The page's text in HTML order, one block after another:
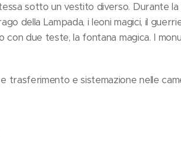
sotto un vestito diverso. Durante
della Lampada, i leoni magici, il
con due teste, la fontana magica. I
trasferimento e sistemazione nelle